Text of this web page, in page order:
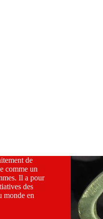
de
comme un
Il a pour
des
monde en